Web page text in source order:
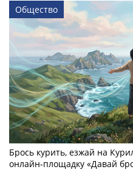
Общество
Брось курить, езжай на
онлайн-­площадку «Давай